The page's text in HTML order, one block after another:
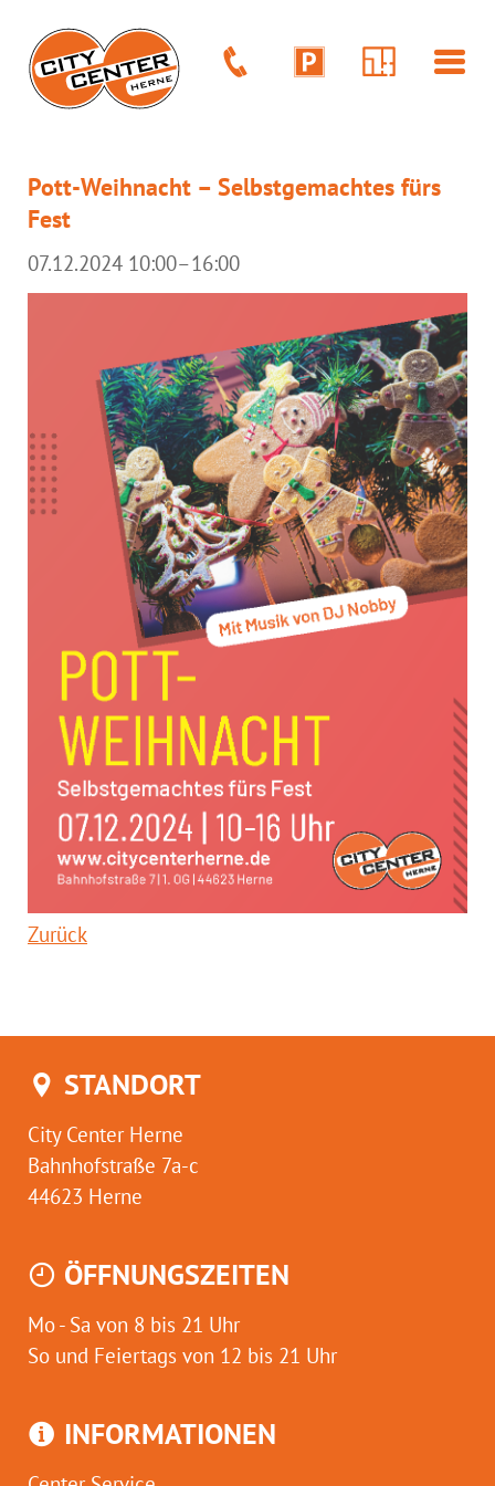
Pott-Weihnacht – Selbstgemachtes fürs
Fest
07.12.2024 10:00–16:00
Zurück
STANDORT
City Center Herne
Bahnhofstraße 7a-c
44623 Herne
ÖFFNUNGSZEITEN
Mo - Sa von 8 bis 21 Uhr
So und Feiertags von 12 bis 21 Uhr
INFORMATIONEN